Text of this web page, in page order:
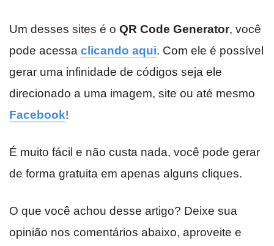
Um desses sites é o QR Code Generator, você
pode acessa clicando aqui. Com ele é possível
gerar uma infinidade de códigos seja ele
direcionado a uma imagem, site ou até mesmo
Facebook!
É muito fácil e não custa nada, você pode gerar
de forma gratuita em apenas alguns cliques.
O que você achou desse artigo? Deixe sua
opinião nos comentários abaixo, aproveite e